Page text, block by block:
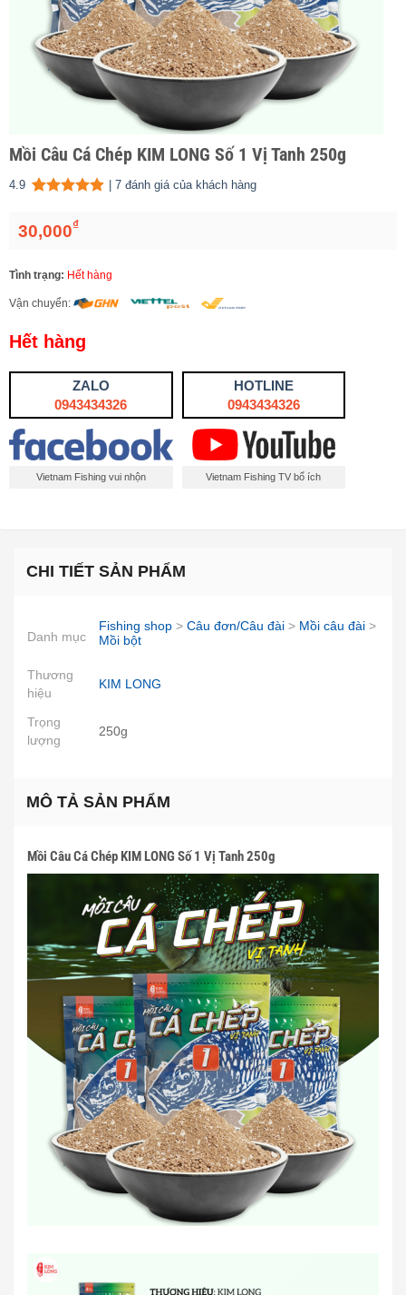
Mồi Câu Cá Chép KIM LONG Số 1 Vị Tanh 250g
4.9 7đánh giá của khách hàng
30,000₫
Tình trạng: Hết hàng
Vận chuyển:
Hết hàng
ZALO
0943434326
HOTLINE
0943434326
Vietnam Fishing vui nhộn Vietnam Fishing TV bổ ích
CHI TIẾT SẢN PHẨM
Danh mục
Fishing shop > Câu đơn/Câu đài > Mồi câu đài >
Mồi bột
Thương
hiệu
KIM LONG
Trọng
lượng
250g
MÔ TẢ SẢN PHẨM
Mồi Câu Cá Chép KIM LONG Số 1 Vị Tanh 250g